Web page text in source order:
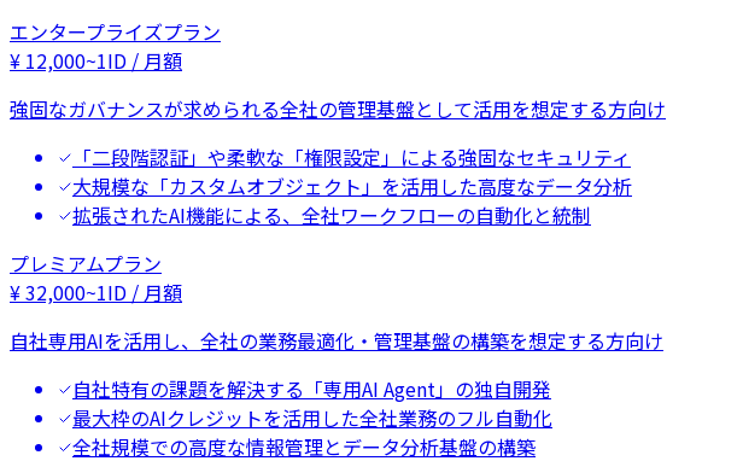
エンタープライズプラン
¥ 12,000~1ID / 月額
強固なガバナンスが求められる全社の管理基盤として活用を想定する方向け
「二段階認証」や柔軟な「権限設定」による強固なセキュリティ
大規模な「カスタムオブジェクト」を活用した高度なデータ分析
拡張されたAI機能による、全社ワークフローの自動化と統制
プレミアムプラン
¥32,000~1ID / 月額
自社専用AIを活用し、全社の業務最適化・管理基盤の構築を想定する方向け
自社特有の課題を解決する「専用AI Agent」の独自開発
最大枠のAIクレジットを活用した全社業務のフル自動化
全社規模での高度な情報管理とデータ分析基盤の構築